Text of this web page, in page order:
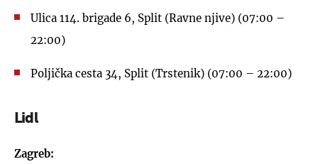
Ulica 114. brigade 6, Split (Ravne njive) (07:00 –
22:00)
Poljička cesta 34, Split (Trstenik) (07:00 – 22:00)
Lidl
Zagreb: